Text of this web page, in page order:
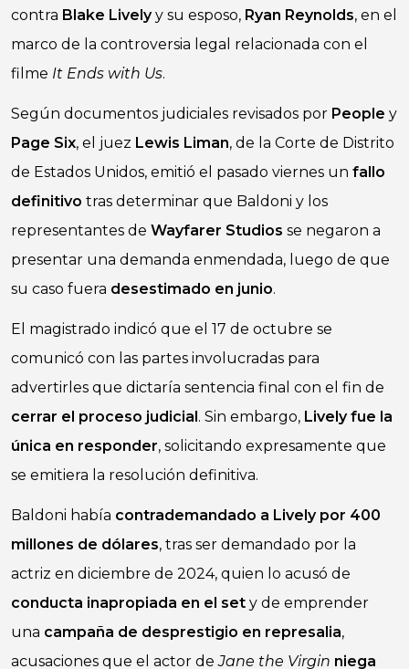
contra Blake Livelyy su esposo, Ryan Reynolds, en el
marco de la controversia legal relacionada con el
filme It Ends with Us.
Según documentos judiciales revisados por People y
Page Six, el juez Lewis Liman, de la Corte de Distrito
de Estados Unidos, emitió el pasado viernes un fallo
definitivo tras determinar que Baldoni y los
representantes de Wayfarer Studios se negaron a
presentar una demanda enmendada, luego de que
su caso fuera desestimado en junio.
El magistrado indicó que el 17 de octubre se
comunicó con las partes involucradas para
advertirles que dictaría sentencia final con el fin de
cerrar el proceso judicial. Sin embargo, Lively fue la
única en responder, solicitando expresamente que
se emitiera la resolución definitiva.
Baldoni había contrademandado a Lively por 400
millones de dólares, tras ser demandado por la
actriz en diciembre de 2024, quien lo acusó de
conducta inapropiada en el set y de emprender
una campaña de desprestigio en represalia,
acusaciones que el actor deJane the Virgin niega